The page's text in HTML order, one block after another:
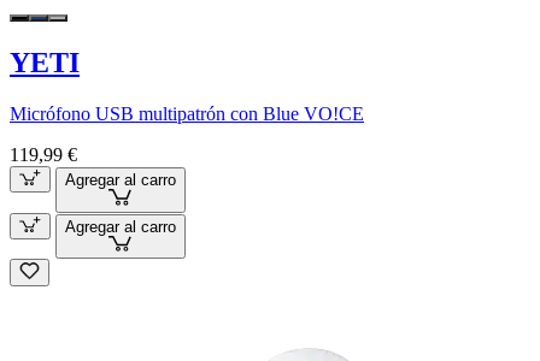
YETI
Micrófono USB multipatrón con Blue VO!CE
119,99 €
Agregar al carro
Agregar al carro